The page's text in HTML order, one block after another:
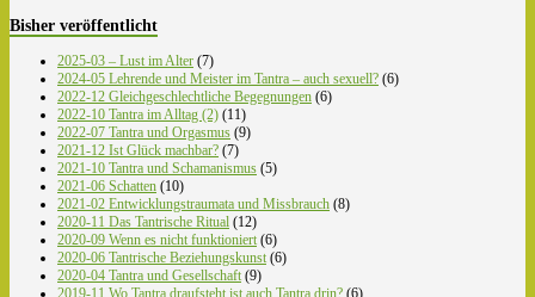
Bisher veröffentlicht
2025-03 – Lust im Alter (7)
2024-05 Lehrende und Meister im Tantra – auch sexuell? (6)
2022-12 Gleichgeschlechtliche Begegnungen (6)
2022-10 Tantra im Alltag (2) (11)
2022-07 Tantra und Orgasmus (9)
2021-12 Ist Glück machbar? (7)
2021-10 Tantra und Schamanismus (5)
2021-06 Schatten (10)
2021-02 Entwicklungstraumata und Missbrauch (8)
2020-11 Das Tantrische Ritual (12)
2020-09 Wenn es nicht funktioniert (6)
2020-06 Tantrische Beziehungskunst (6)
2020-04 Tantra und Gesellschaft (9)